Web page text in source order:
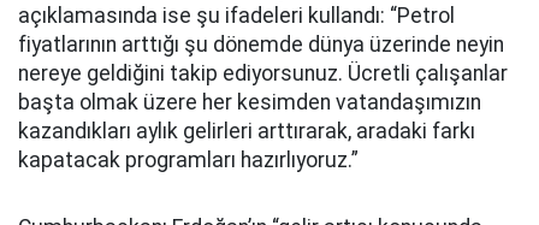
açıklamasında ise şu ifadeleri kullandı: “Petrol
fiyatlarının arttığı şu dönemde dünya üzerinde neyin
nereye geldiğini takip ediyorsunuz. Ücretli çalışanlar
başta olmak üzere her kesimden vatandaşımızın
kazandıkları aylık gelirleri arttırarak, aradaki farkı
kapatacak programları hazırlıyoruz.”